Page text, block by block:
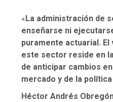
« La administración de
enseñarse ni
puramente actuarial.
este sector reside en
de anticipar cambios
mercado y de la
Héctor Andrés